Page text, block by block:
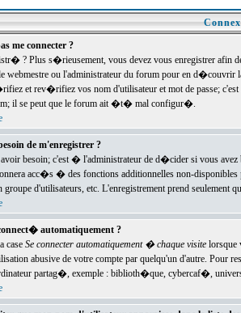
me connecter ?
? Plus s�rieusement, vous devez vous enregistrer
webmestre ou l'administrateur du forum pour en
et rev�rifiez vos nom d'utilisateur et mot de passe;
il se peut que le forum ait �t� mal configur�.
de m'enregistrer ?
besoin; c'est � l'administrateur de d�cider si vous
acc�s � des fonctions additionnelles non-
d'utilisateurs, etc. L'enregistrement prend seulement
automatiquement ?
case Se connecter automatiquement � chaque visitelorsque
abusive de votre compte par quelqu'un d'autre. Pour
partag�, exemple : biblioth�que, cybercaf�,